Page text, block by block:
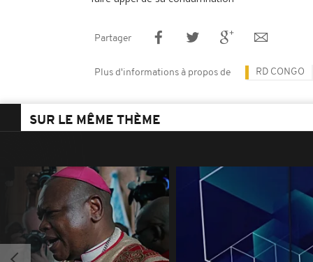
Partager
Plus d'informations à propos de RD CONGO
SUR LE MÊME THÈME